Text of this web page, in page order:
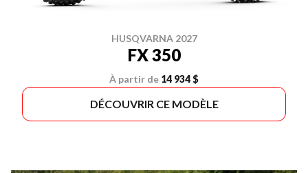
HUSQVARNA 2027
FX 350
À partir de 14 934 $
DÉCOUVRIR CE MODÈLE